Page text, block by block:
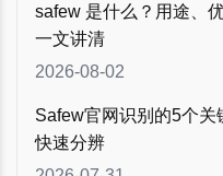
safew 是什么？用途、
一文讲清
2026-08-02
Safew官网识别的5个关
快速分辨